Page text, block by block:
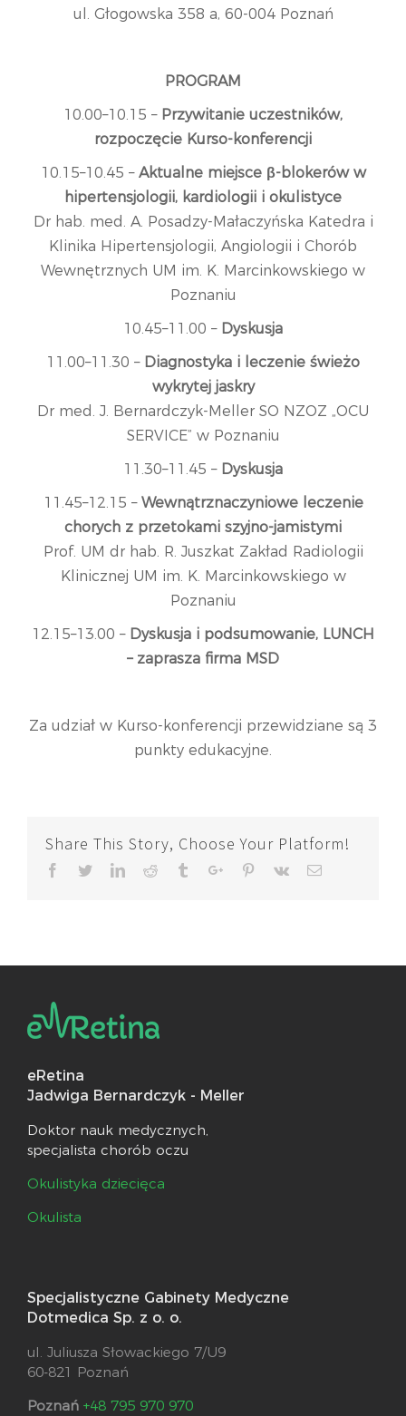
ul. Głogowska 358 a, 60-004 Poznań
PROGRAM
10.00–10.15 – Przywitanie uczestników,
rozpoczęcie Kurso-konferencji
10.15–10.45 – Aktualne miejsce β-blokerów w
hipertensjologii, kardiologii i okulistyce
Dr hab. med. A. Posadzy-Małaczyńska Katedra i
Klinika Hipertensjologii, Angiologii i Chorób
Wewnętrznych UM im. K. Marcinkowskiego w
Poznaniu
10.45–11.00 – Dyskusja
11.00–11.30 – Diagnostyka i leczenie świeżo
wykrytej jaskry
Dr med. J. Bernardczyk-Meller SO NZOZ „OCU
SERVICE” w Poznaniu
11.30–11.45 – Dyskusja
11.45–12.15 – Wewnątrznaczyniowe leczenie
chorych z przetokami szyjno-jamistymi
Prof. UM dr hab. R. Juszkat Zakład Radiologii
Klinicznej UM im. K. Marcinkowskiego w
Poznaniu
12.15–13.00 – Dyskusja i podsumowanie, LUNCH
– zaprasza firma MSD
Za udział w Kurso-konferencji przewidziane są 3
punkty edukacyjne.
Share This Story, Choose Your Platform!
Facebook
TwitterLinkedinReddit TumblrGoogle+Pinterest
Vk Email
eRetina
Jadwiga Bernardczyk - Meller
Doktor nauk medycznych,
specjalista chorób oczu
Okulistyka dziecięca
Okulista
Specjalistyczne Gabinety Medyczne
Dotmedica Sp. z o. o.
ul. Juliusza Słowackiego 7/U9
60-821 Poznań
Poznań +48 795 970 970